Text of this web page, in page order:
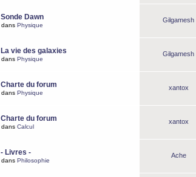
Sonde Dawn
dans Physique
Gilgamesh
La vie des galaxies
dans Physique
Gilgamesh
Charte du forum
dans Physique
xantox
Charte du forum
dans Calcul
xantox
- Livres -
dans Philosophie
Ache